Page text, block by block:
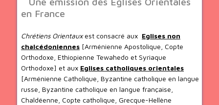
en France
Chrétiens Orientauxest consacré aux Eglises non
chalcédoniennes [Arménienne Apostolique, Copte
Orthodoxe, Ethiopienne Tewahedo et Syriaque
Orthodoxe] et aux Eglises catholiques orientales
[Arménienne Catholique, Byzantine catholique en langue
russe, Byzantine catholique en langue française,
Chaldéenne, Copte catholique, Grecque-Hellène